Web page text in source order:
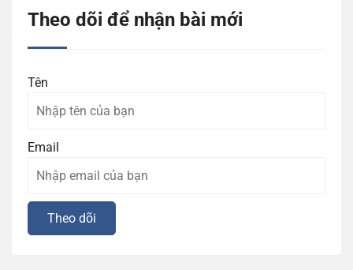
Theo dõi để nhận bài mới
Tên
Email